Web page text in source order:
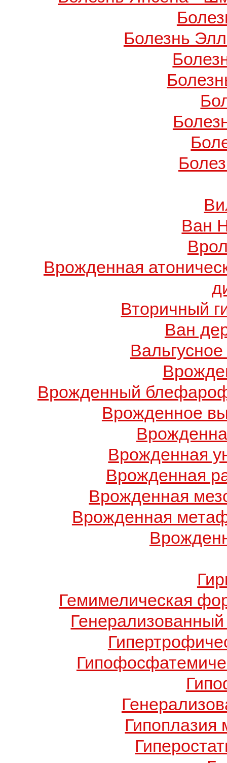
Болезнь
Ван
Врожденная
Вторичный
Ван
Врожденный
Врожденное
Врожденная
Врожденная
Врожденная
Врожденная
Гемимелическая
Гипоплазия